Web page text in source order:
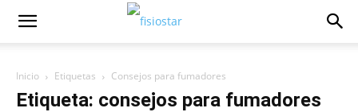
Inicio Etiquetas Consejos para fumadores
Etiqueta: consejos para fumadores